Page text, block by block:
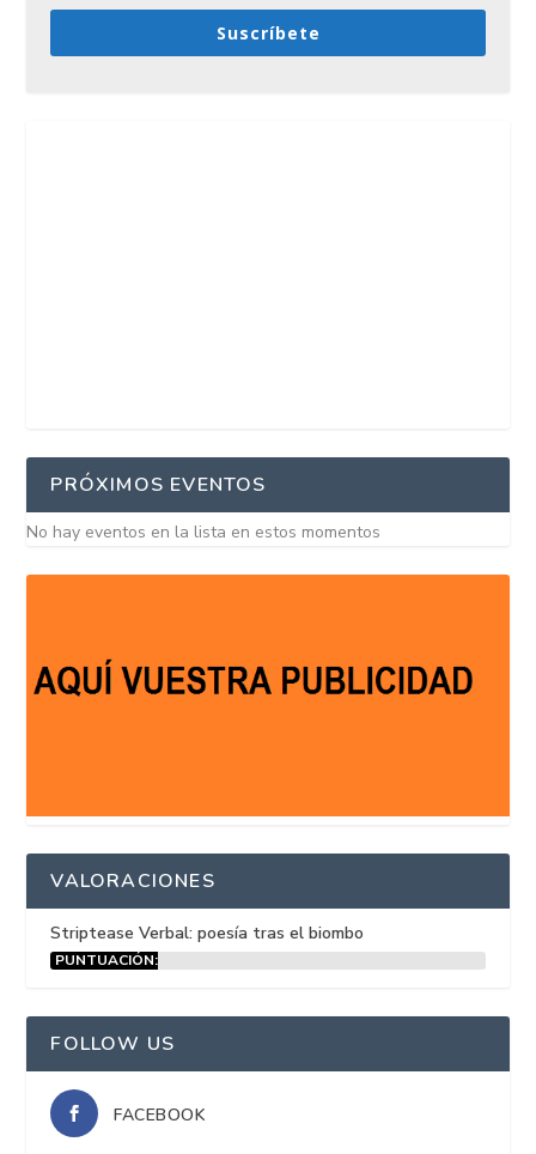
Suscríbete
PRÓXIMOS EVENTOS
No hay eventos en la lista en estos momentos
VALORACIONES
Striptease Verbal: poesía tras el biombo
PUNTUACIÓN:
FOLLOW US
FACEBOOK